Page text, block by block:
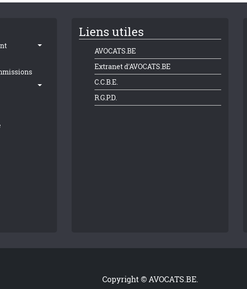
Liens utiles
AVOCATS.BE
Extranet d'AVOCATS.BE
C.C.B.E.
R.G.P.D.
Copyright © AVOCATS.BE.